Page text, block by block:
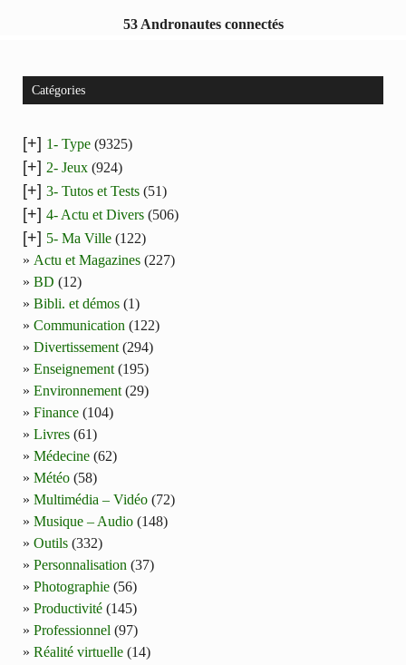
53 Andronautes connectés
Catégories
[+] 1- Type (9325)
[+] 2- Jeux (924)
[+] 3- Tutos et Tests (51)
[+] 4- Actu et Divers (506)
[+] 5- Ma Ville (122)
Actu et Magazines (227)
BD (12)
Bibli. et démos (1)
Communication (122)
Divertissement (294)
Enseignement (195)
Environnement (29)
Finance (104)
Livres (61)
Médecine (62)
Météo (58)
Multimédia – Vidéo (72)
Musique – Audio (148)
Outils (332)
Personnalisation (37)
Photographie (56)
Productivité (145)
Professionnel (97)
Réalité virtuelle (14)